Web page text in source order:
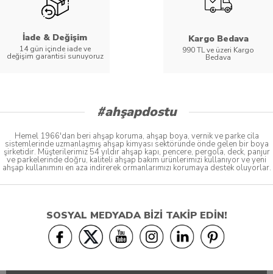
İade & Değişim
14 gün içinde iade ve
değişim garantisi sunuyoruz
Kargo Bedava
990 TL ve üzeri Kargo
Bedava
#ahşapdostu
Hemel 1966'dan beri ahşap koruma, ahşap boya, vernik ve parke cila
sistemlerinde uzmanlaşmış ahşap kimyası sektöründe önde gelen bir boya
şirketidir. Müşterilerimiz 54 yıldır ahşap kapı, pencere, pergola, deck, panjur
ve parkelerinde doğru, kaliteli ahşap bakım ürünlerimizi kullanıyor ve yeni
ahşap kullanımını en aza indirerek ormanlarımızı korumaya destek oluyorlar.
SOSYAL MEDYADA BİZİ TAKİP EDİN!